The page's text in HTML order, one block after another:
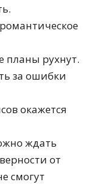
романтическое
планы рухнут.
за ошибки
окажется
ждать
от
смогут